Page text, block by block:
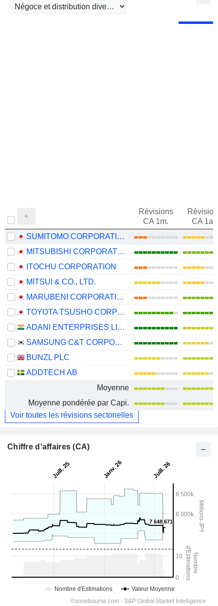
Révisions
CA 1m.
CA 1an
SUMITOMO CORPORATION
MITSUBISHI CORPORATION
ITOCHU CORPORATION
MITSUI & CO., LTD.
MARUBENI CORPORATION
TOYOTA TSUSHO CORPORATION
ADANI ENTERPRISES LIMITED
SAMSUNG C&T CORPORATION
BUNZL PLC
ADDTECH AB
Moyenne
Moyenne pondérée par Capi.
Voir toutes les révisions sectorielles
Chiffre d'affaires (CA)